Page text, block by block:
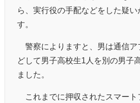
ら、実行役の手配などをした疑い
す。
警察によりますと、男は通信ア
どして男子高校生1人を別の男子
ました。
これまでに押収されたスマート